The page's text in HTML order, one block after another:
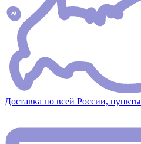
Доставка по всей России,